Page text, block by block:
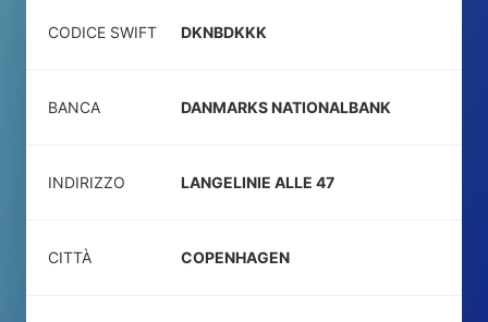
CODICE SWIFT DKNBDKKK
BANCA DANMARKS NATIONALBANK
INDIRIZZO LANGELINIE ALLE 47
CITTÀ COPENHAGEN